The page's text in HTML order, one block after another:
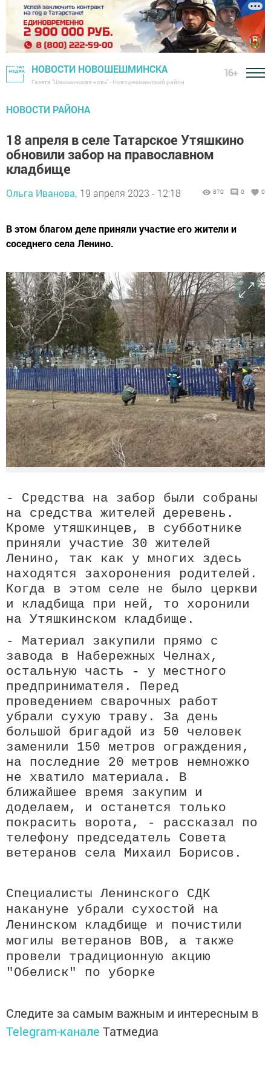
НОВОСТИ НОВОШЕШМИНСКА
Газета "Шешминская новь" - Новошешминский район
16+
НОВОСТИ РАЙОНА
18 апреля в селе Татарское Утяшкино
обновили забор на православном
кладбище
Ольга Иванова, 19 апреля 2023 - 12:18 870 0 0
В этом благом деле приняли участие его жители и
соседнего села Ленино.
- Средства на забор были собраны
на средства жителей деревень.
Кроме утяшкинцев, в субботнике
приняли участие 30 жителей
Ленино, так как у многих здесь
находятся захоронения родителей.
Когда в этом селе не было церкви
и кладбища при ней, то хоронили
на Утяшкинском кладбище.
- Материал закупили прямо с
завода в Набережных Челнах,
остальную часть - у местного
предпринимателя. Перед
проведением сварочных работ
убрали сухую траву. За день
большой бригадой из 50 человек
заменили 150 метров ограждения,
на последние 20 метров немножко
не хватило материала. В
ближайшее время закупим и
доделаем, и останется только
покрасить ворота, - рассказал по
телефону председатель Совета
ветеранов села Михаил Борисов.
Специалисты Ленинского СДК
накануне убрали сухостой на
Ленинском кладбище и почистили
могилы ветеранов ВОВ, а также
провели традиционную акцию
"Обелиск" по уборке
Следите за самым важным и интересным в
Telegram-канале Татмедиа